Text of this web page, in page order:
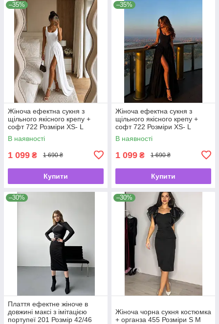
–35%
Жіноча ефектна сукня з
щільного якісного крепу +
софт 722 Розміри ХS- L
В наявності
1 099 ₴ 1 690 ₴
Купити
–35%
Жіноча ефектна сукня з
щільного якісного крепу +
софт 722 Розміри ХS- L
В наявності
1 099 ₴ 1 690 ₴
Купити
–30%
Плаття ефектне жіноче в
довжині максі з імітацією
портупеї 201 Розмір 42/46
–30%
Жіноча чорна сукня костюмка
+ органза 455 Розміри S M